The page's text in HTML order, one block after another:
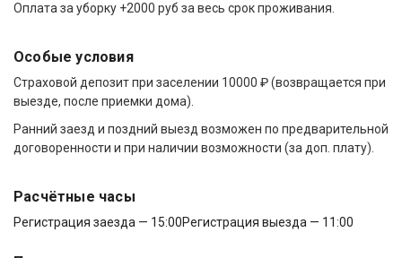
Оплата за уборку +2000 руб за весь срок проживания.
Особые условия
Страховой депозит при заселении 10000 ₽ (возвращается при
выезде, после приемки дома).
Ранний заезд и поздний выезд возможен по предварительной
договоренности и при наличии возможности (за доп. плату).
Расчётные часы
Регистрация заезда — 15:00Регистрация выезда — 11:00